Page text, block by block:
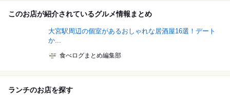
このお店が紹介されているグルメ情報まとめ
大宮駅周辺の個室があるおしゃれな居酒屋16選！デート
か...
食べログまとめ編集部
ランチのお店を探す